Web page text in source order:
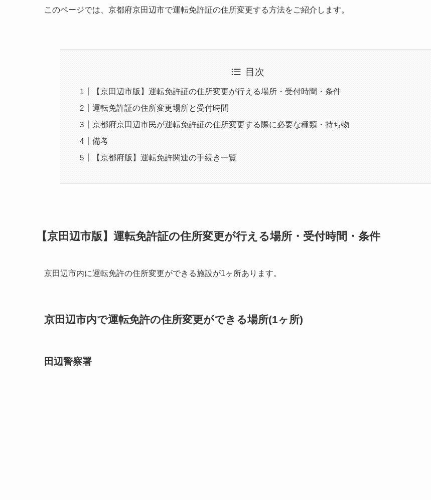
このページでは、京都府京田辺市で運転免許証の住所変更する方法をご紹介します。
目次
【京田辺市版】運転免許証の住所変更が行える場所・受付時間・条件
運転免許証の住所変更場所と受付時間
京都府京田辺市民が運転免許証の住所変更する際に必要な種類・持ち物
備考
【京都府版】運転免許関連の手続き一覧
【京田辺市版】運転免許証の住所変更が行える場所・受付時間・条件
京田辺市内に運転免許の住所変更ができる施設が1ヶ所あります。
京田辺市内で運転免許の住所変更ができる場所(1ヶ所)
田辺警察署